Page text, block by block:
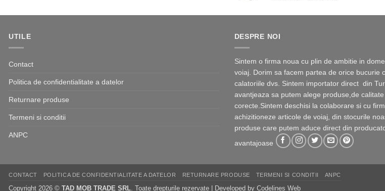
270,00 lei.
UTILE
Contact
Politica de confidentialitate a datelor
Returnare produse
Termeni si conditii
ANPC
DESPRE NOI
Sintem o firma noua cu plin de ambitie in
voiaj. Dorim sa facem partea de orice bucurie
calatoriile dvs. Sintem importator direct din
avantjeaza sa putem alege produse,de
corecte.Sintem deschisi la colaborare si cu
achizitioneze articole de voiaj, din stocurile
produse care putem aduce direct din
avantajoase
CONTACT POLITICA DE CONFIDENTIALITATE A DATELOR RETURNARE PRODUSE TERMENI SI CONDITII ANPC
Copyright 2026 © TAD MOB TRADE SRL. Toate drepturile rezervate | Developed by Codelines Web